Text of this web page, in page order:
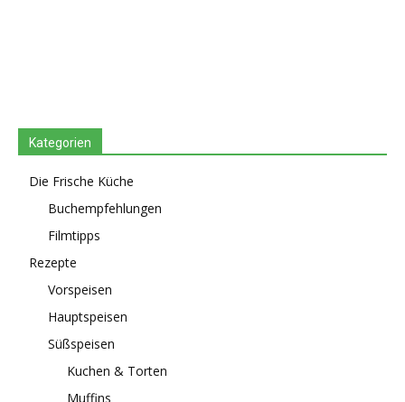
Kategorien
Die Frische Küche
Buchempfehlungen
Filmtipps
Rezepte
Vorspeisen
Hauptspeisen
Süßspeisen
Kuchen & Torten
Muffins